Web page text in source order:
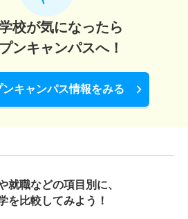
校が気になったら
ンキャンパスへ！
ンキャンパス情報をみる
就職などの項目別に、
を比較してみよう！